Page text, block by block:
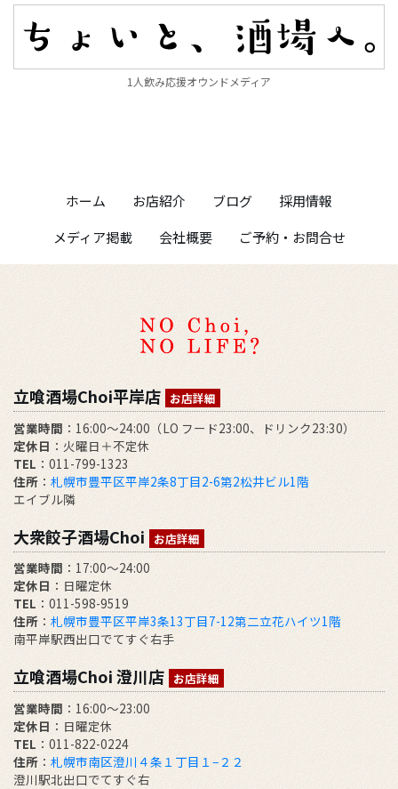
1人飲み応援オウンドメディア
ホーム お店紹介 ブログ
採用情報
メディア掲載
会社概要 ご予約・お問合せ
立喰酒場Choi平岸店 お店詳細
営業時間 ：16:00～24:00（LO フード23:00、ドリンク23:30）
定休日 ：火曜日＋不定休
TEL ：011-799-1323
住所 ： 札幌市豊平区平岸2条8丁目2-6第2松井ビル1階
エイブル隣
大衆餃子酒場Choi お店詳細
営業時間 ：17:00～24:00
定休日 ：日曜定休
TEL ：011-598-9519
住所 ： 札幌市豊平区平岸3条13丁目7-12第二立花ハイツ1階
南平岸駅西出口でてすぐ右手
立喰酒場Choi 澄川店 お店詳細
営業時間 ：16:00～23:00
定休日 ：日曜定休
TEL ：011-822-0224
住所 ： 札幌市南区澄川４条１丁目１−２２
澄川駅北出口でてすぐ右